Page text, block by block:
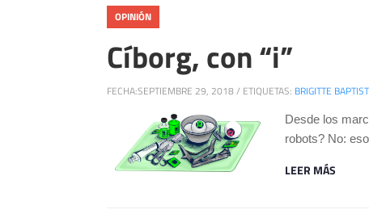
OPINIÓN
Cíborg, con “i”
FECHA:SEPTIEMBRE 29, 2018/ ETIQUETAS: BRIGITTE
Desde los
robots? No:
LEER MÁS